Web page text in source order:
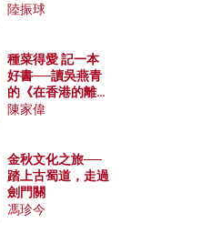
陸振球
種菜得愛 記一本
好書──讀吳燕青
的《在香港的離島
種菜》
陳家偉
金秋文化之旅──
踏上古蜀道，走過
劍門關
馮珍今